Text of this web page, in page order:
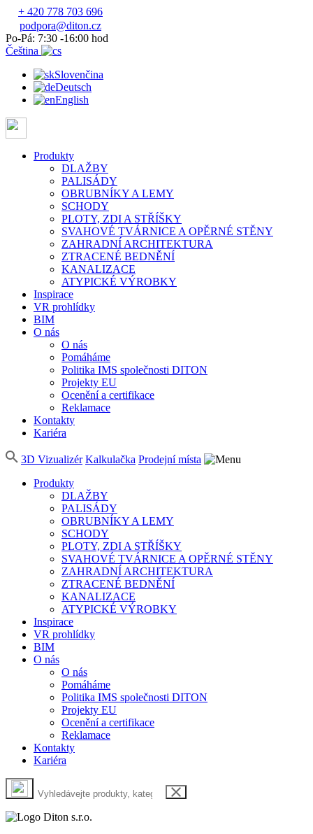
+ 420 778 703 696
podpora@diton.cz
Po-Pá: 7:30 -16:00 hod
Čeština
Slovenčina
Deutsch
English
Produkty
DLAŽBY
PALISÁDY
OBRUBNÍKY A LEMY
SCHODY
PLOTY, ZDI A STŘÍŠKY
SVAHOVÉ TVÁRNICE A OPĚRNÉ STĚNY
ZAHRADNÍ ARCHITEKTURA
ZTRACENÉ BEDNĚNÍ
KANALIZACE
ATYPICKÉ VÝROBKY
Inspirace
VR prohlídky
BIM
O nás
O nás
Pomáháme
Politika IMS společnosti DITON
Projekty EU
Ocenění a certifikace
Reklamace
Kontakty
Kariéra
3D Vizualizér Kalkulačka Prodejní místa
Produkty
DLAŽBY
PALISÁDY
OBRUBNÍKY A LEMY
SCHODY
PLOTY, ZDI A STŘÍŠKY
SVAHOVÉ TVÁRNICE A OPĚRNÉ STĚNY
ZAHRADNÍ ARCHITEKTURA
ZTRACENÉ BEDNĚNÍ
KANALIZACE
ATYPICKÉ VÝROBKY
Inspirace
VR prohlídky
BIM
O nás
O nás
Pomáháme
Politika IMS společnosti DITON
Projekty EU
Ocenění a certifikace
Reklamace
Kontakty
Kariéra